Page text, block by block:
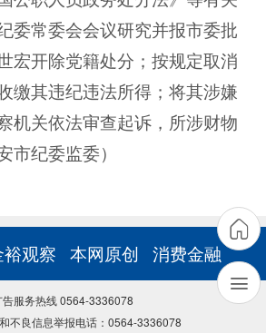
委常委会会议研究并报市委批
宏开除党籍处分；按规定取消
缴其违纪违法所得；将其涉嫌
机关依法审查起诉，所涉财物
市纪委监委）
观察 本网原创 消费金融
告服务热线 0564-3336078
不良信息举报电话：0564-3336078